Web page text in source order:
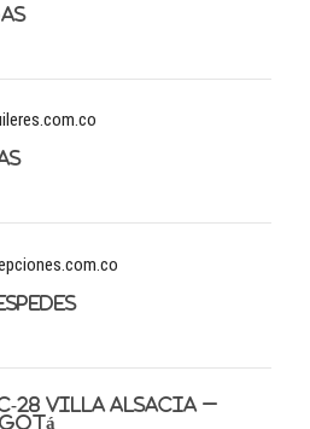
28 Villa Alsacia –